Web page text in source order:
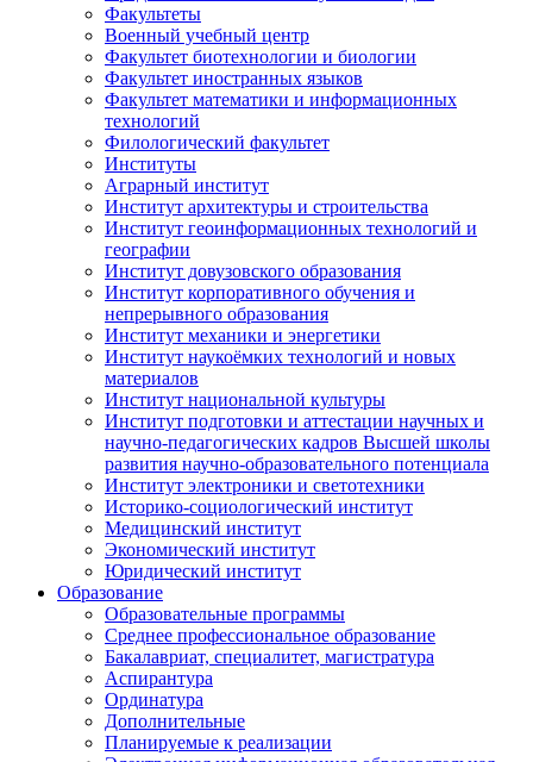
Факультеты
Военный учебный центр
Факультет биотехнологии и биологии
Факультет иностранных языков
Факультет математики и информационных
технологий
Филологический факультет
Институты
Аграрный институт
Институт архитектуры и строительства
Институт геоинформационных технологий и
географии
Институт довузовского образования
Институт корпоративного обучения и
непрерывного образования
Институт механики и энергетики
Институт наукоёмких технологий и новых
материалов
Институт национальной культуры
Институт подготовки и аттестации научных и
научно-педагогических кадров Высшей школы
развития научно-образовательного потенциала
Институт электроники и светотехники
Историко-социологический институт
Медицинский институт
Экономический институт
Юридический институт
Образование
Образовательные программы
Среднее профессиональное образование
Бакалавриат, специалитет, магистратура
Аспирантура
Ординатура
Дополнительные
Планируемые к реализации